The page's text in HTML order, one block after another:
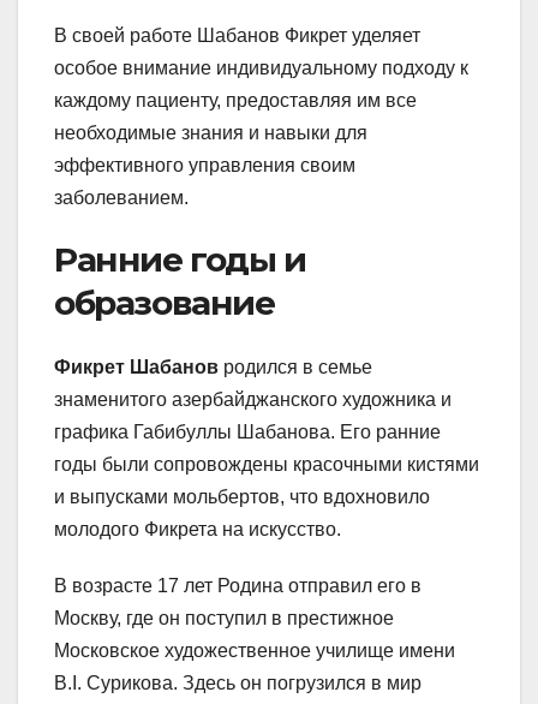
В своей работе Шабанов Фикрет уделяет
особое внимание индивидуальному подходу к
каждому пациенту, предоставляя им все
необходимые знания и навыки для
эффективного управления своим
заболеванием.
Ранние годы и
образование
Фикрет Шабанов родился в семье
знаменитого азербайджанского художника и
графика Габибуллы Шабанова. Его ранние
годы были сопровождены красочными кистями
и выпусками мольбертов, что вдохновило
молодого Фикрета на искусство.
В возрасте 17 лет Родина отправил его в
Москву, где он поступил в престижное
Московское художественное училище имени
В.I. Сурикова. Здесь он погрузился в мир